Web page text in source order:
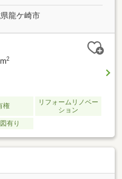
龍ケ崎市
2
権
リフォームリノベー
ション
有り